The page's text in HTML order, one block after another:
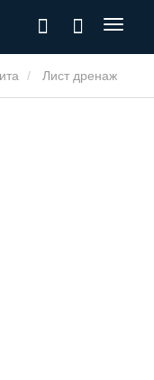
Лист дренаж